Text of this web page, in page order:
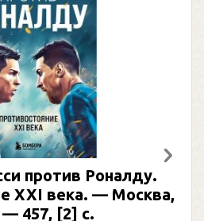
против Роналду.
XXI века. — Москва,
— 457, [2] с.